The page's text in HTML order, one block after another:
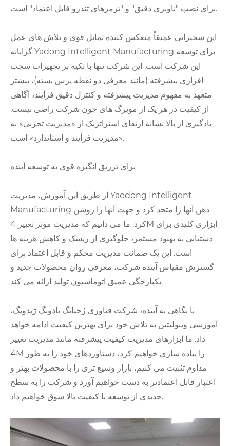
برای نصب "ناوبری دقیق" و "ترمزهای تندرو قابل اعتماد" است.
این سخنرانی عمیقاً منعکس کننده تمایل قوی و تلاش های عمل
گرایانه Yadong Intelligent Manufacturing برای توسعه
این شرکت است. این شرکت تنها با تکیه بر تجهیزات سخت
افزاری پیشرفته (مانند معرفی دو نقطه پرس بسته)، بیشتر
متعهد به مفهوم مدیریت پیشرفته و کنترل دقیق فرآیند، آگاهی
از کیفیت در هر یک از مویرگ های خون شرکت راضی نیست.
یادگیری از بالا نشانه ارتقای استراتژیک از «مدیریت تجربی» به
«مدیریت فرآیند و استاندارد» است.
برای تزریق انگیزه قوی به توسعه آینده
از طریق این آموزش، مدیریت Yaodong Intelligent
Manufacturing ذهن آنها را متحد کرد و جهت آنها را روشن
کرد. ما می دانیم که مدیریت موثر تغییر 4M ابزاری کلیدی برای
دستیابی به بهبود مستمر، جلوگیری از ریسک و کاهش هزینه ها
است. این یک ضمانت مدیریت محکم و قابل اعتماد برای
گسترش مقیاس آینده شرکت، معرفی روان محصولات جدید و
یکپارچگی عمیق اتوماسیون تولید ارائه می کند.
با نگاهی به آینده، شرکت فناوری ژجیانگ یادونگ ژیدونگ،
آموزشی ویبولیتین به تلاش خود برای بهترین کیفیت ادامه خواهد
داد. ما ابزارهای مدیریت کیفیت پیشرفته مانند مدیریت تغییر
4M را پیاده سازی خواهیم کرد، دستاوردهای خود را به طور
مداوم تثبیت می کنیم، بازار وسیع تری را با محصولات بهتر و
اعتبار قابل اعتمادتر به دست خواهیم آورد و شرکت را به سطح
جدیدی از توسعه با کیفیت بالا سوق خواهیم داد.